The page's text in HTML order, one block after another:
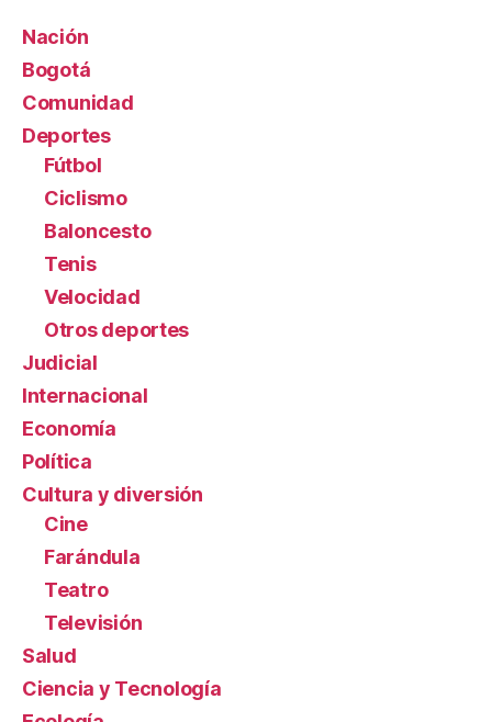
Nación
Bogotá
Comunidad
Deportes
Fútbol
Ciclismo
Baloncesto
Tenis
Velocidad
Otros deportes
Judicial
Internacional
Economía
Política
Cultura y diversión
Cine
Farándula
Teatro
Televisión
Salud
Ciencia y Tecnología